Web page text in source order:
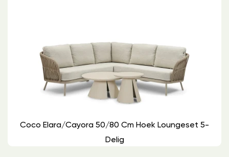
Coco Elara/Cayora 50/80 Cm Hoek Loungeset 5-
Delig